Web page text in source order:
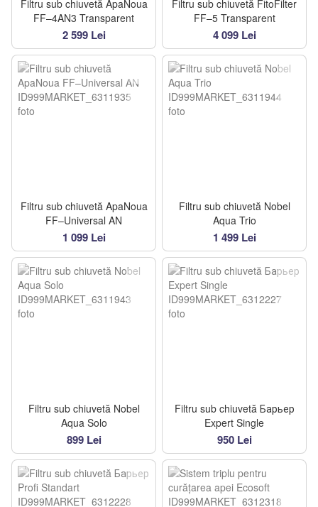
Filtru sub chiuvetă ApaNoua
FF–4AN3 Transparent
2 599 Lei
Filtru sub chiuvetă FitoFilter
FF–5 Transparent
4 099 Lei
Filtru sub chiuvetă ApaNoua
FF–Universal AN
1 099 Lei
Filtru sub chiuvetă Nobel
Aqua Trio
1 499 Lei
Filtru sub chiuvetă Nobel
Aqua Solo
899 Lei
Filtru sub chiuvetă Барьер
Expert Single
950 Lei